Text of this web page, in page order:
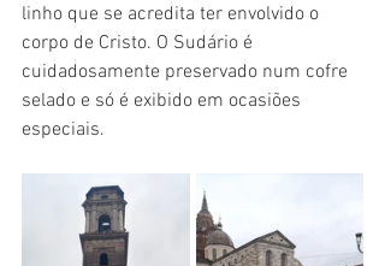
linho que se acredita ter envolvido o
corpo de Cristo. O Sudário é
cuidadosamente preservado num cofre
selado e só é exibido em ocasiões
especiais.